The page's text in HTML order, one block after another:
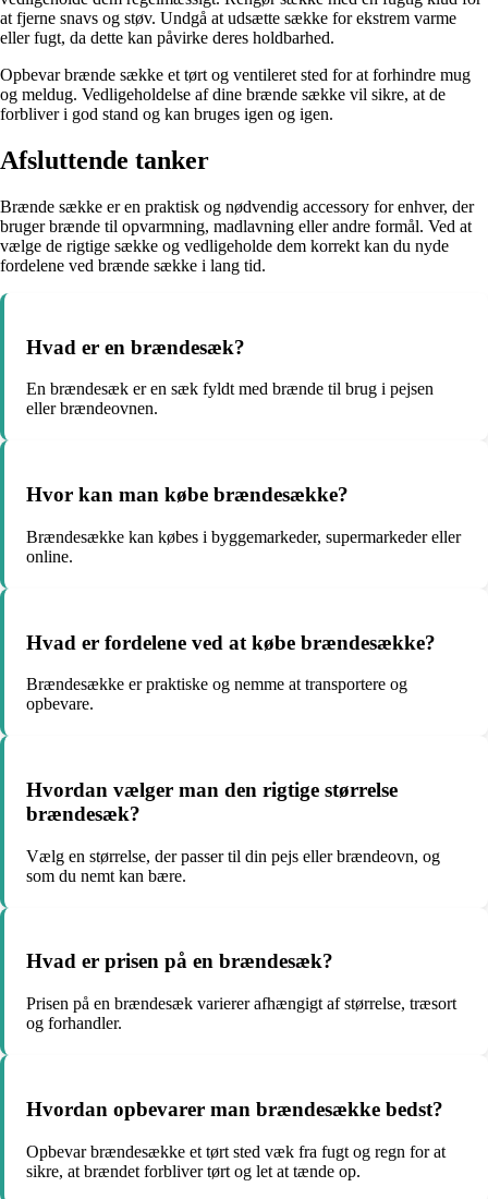
at fjerne snavs og støv. Undgå at udsætte sække for ekstrem varme
eller fugt, da dette kan påvirke deres holdbarhed.
Opbevar brænde sække et tørt og ventileret sted for at forhindre mug
og meldug. Vedligeholdelse af dine brænde sække vil sikre, at de
forbliver i god stand og kan bruges igen og igen.
Afsluttende tanker
Brænde sække er en praktisk og nødvendig accessory for enhver, der
bruger brænde til opvarmning, madlavning eller andre formål. Ved at
vælge de rigtige sække og vedligeholde dem korrekt kan du nyde
fordelene ved brænde sække i lang tid.
Hvad er en brændesæk?
En brændesæk er en sæk fyldt med brænde til brug i pejsen
eller brændeovnen.
Hvor kan man købe brændesække?
Brændesække kan købes i byggemarkeder, supermarkeder eller
online.
Hvad er fordelene ved at købe brændesække?
Brændesække er praktiske og nemme at transportere og
opbevare.
Hvordan vælger man den rigtige størrelse
brændesæk?
Vælg en størrelse, der passer til din pejs eller brændeovn, og
som du nemt kan bære.
Hvad er prisen på en brændesæk?
Prisen på en brændesæk varierer afhængigt af størrelse, træsort
og forhandler.
Hvordan opbevarer man brændesække bedst?
Opbevar brændesække et tørt sted væk fra fugt og regn for at
sikre, at brændet forbliver tørt og let at tænde op.